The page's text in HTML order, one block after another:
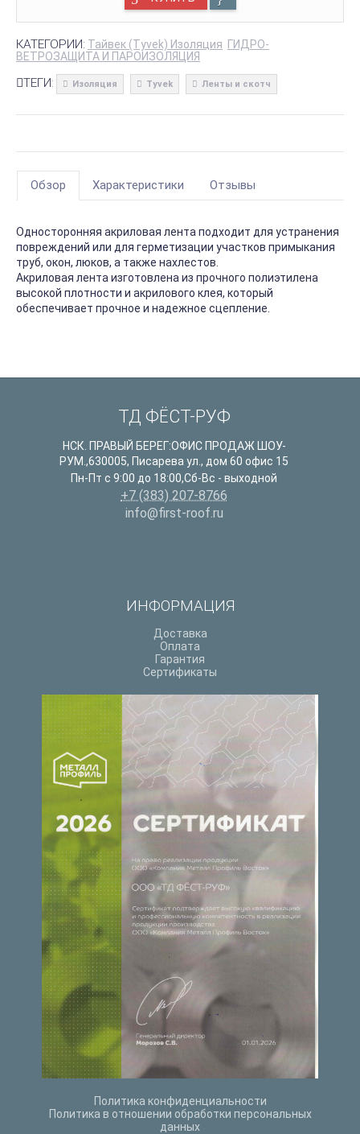
КАТЕГОРИИ: Тайвек (Tyvek) Изоляция ГИДРО-
ВЕТРОЗАЩИТА И ПАРОИЗОЛЯЦИЯ
ТЕГИ: Изоляция Tyvek Ленты и скотч
Обзор Характеристики Отзывы
Односторонняя акриловая лента подходит для устранения
повреждений или для герметизации участков примыкания
труб, окон, люков, а также нахлестов.
Акриловая лента изготовлена из прочного полиэтилена
высокой плотности и акрилового клея, который
обеспечивает прочное и надежное сцепление.
ТД ФЁСТ-РУФ
НСК. ПРАВЫЙ БЕРЕГ:ОФИС ПРОДАЖ ШОУ-
РУМ.,630005, Писарева ул., дом 60 офис 15
Пн-Пт с 9:00 до 18:00,Сб-Вс - выходной
+7 (383) 207-8766
info@first-roof.ru
ИНФОРМАЦИЯ
Доставка
Оплата
Гарантия
Сертификаты
Политика конфиденциальности
Политика в отношении обработки персональных
данных